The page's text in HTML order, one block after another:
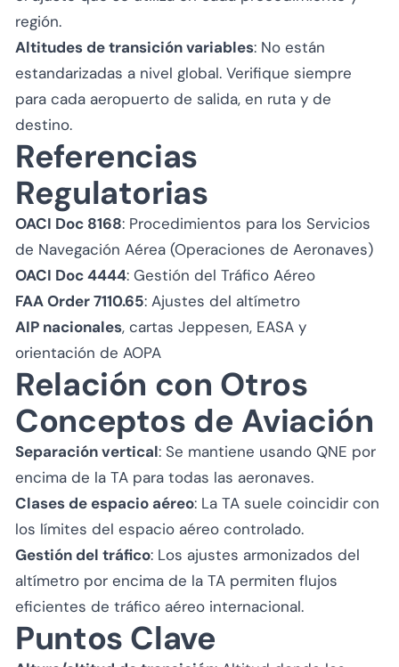
región.
Altitudes de transición variables: No están
estandarizadas a nivel global. Verifique siempre
para cada aeropuerto de salida, en ruta y de
destino.
Referencias
Regulatorias
OACI Doc 8168: Procedimientos para los Servicios
de Navegación Aérea (Operaciones de Aeronaves)
OACI Doc 4444: Gestión del Tráfico Aéreo
FAA Order 7110.65: Ajustes del altímetro
AIP nacionales, cartas Jeppesen, EASA y
orientación de AOPA
Relación con Otros
Conceptos de Aviación
Separación vertical: Se mantiene usando QNE por
encima de la TA para todas las aeronaves.
Clases de espacio aéreo: La TA suele coincidir con
los límites del espacio aéreo controlado.
Gestión del tráfico: Los ajustes armonizados del
altímetro por encima de la TA permiten flujos
eficientes de tráfico aéreo internacional.
Puntos Clave